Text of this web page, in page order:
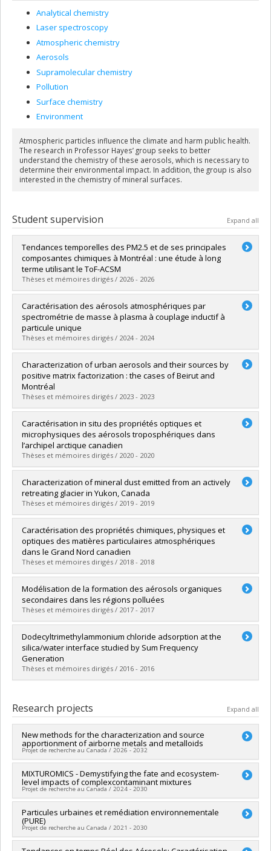
Analytical chemistry
Laser spectroscopy
Atmospheric chemistry
Aerosols
Supramolecular chemistry
Pollution
Surface chemistry
Environment
Atmospheric particles influence the climate and harm public health.
The research in Professor Hayes’ group seeks to better
understand the chemistry of these aerosols, which is necessary to
determine their environmental impact. In addition, the group is also
interested in the chemistry of mineral surfaces.
Student supervision Expand all
Tendances temporelles des PM2.5 et de ses principales
composantes chimiques à Montréal : une étude à long
terme utilisant le ToF-ACSM
Thèses et mémoires dirigés / 2026 - 2026
Graduate :Safa, Marwa
Cycle :Master's
Grade :M. Sc.
Lien vers le document dans Papyrus
Caractérisation des aérosols atmosphériques par
spectrométrie de masse à plasma à couplage inductif à
particule unique
Thèses et mémoires dirigés / 2024 - 2024
Graduate :Tardif, Yannick
Cycle :Master's
Grade :M. Sc.
Lien vers le document dans Papyrus
Characterization of urban aerosols and their sources by
positive matrix factorization : the cases of Beirut and
Montréal
Thèses et mémoires dirigés / 2023 - 2023
Graduate :Fakhri, Nansi
Cycle :Doctoral
Grade :Ph. D.
Lien vers le document dans Papyrus
Caractérisation in situ des propriétés optiques et
microphysiques des aérosols troposphériques dans
l’archipel arctique canadien
Thèses et mémoires dirigés / 2020 - 2020
Graduate :Vicente-Luis, Andy
Cycle :Master's
Grade :M. Sc.
Lien vers le document dans Papyrus
Characterization of mineral dust emitted from an actively
retreating glacier in Yukon, Canada
Thèses et mémoires dirigés / 2019 - 2019
Graduate :Bachelder, Jill
Cycle :Master's
Grade : M. Sc.
Lien vers le document dans Papyrus
Caractérisation des propriétés chimiques, physiques et
optiques des matières particulaires atmosphériques
dans le Grand Nord canadien
Thèses et mémoires dirigés / 2018 - 2018
Graduate :Tremblay, Samantha
Cycle :Master's
Grade :M. Sc.
Lien vers le document dans Papyrus
Modélisation de la formation des aérosols organiques
secondaires dans les régions polluées
Thèses et mémoires dirigés / 2017 - 2017
Graduate :Ma, Prettiny
Cycle :Master's
Grade :M. Sc.
Lien vers le document dans Papyrus
Dodecyltrimethylammonium chloride adsorption at the
silica/water interface studied by Sum Frequency
Generation
Thèses et mémoires dirigés / 2016 - 2016
Cycle :Master's
Grade :M. Sc.
Lien vers le document dans Papyrus
Research projects Expand all
New methods for the characterization and source
apportionment of airborne metals and metalloids
Projet de recherche au Canada / 2026 - 2032
Lead researcher :Patrick Hayes
Funding sources:CRSNG/Conseil de recherches en sciences
naturelles et génie du Canada (CRSNG)
PVX20965-(RGP) Programme de subvention à
la découverte individuelle ou de groupe
MIXTUROMICS - Demystifying the fate and ecosystem-
level impacts of complexcontaminant mixtures
Projet de recherche au Canada / 2024 - 2030
Lead researcher : Patrick Hayes
Co-researchers :
Kevin James Wilkinson
Funding sources:
Particules urbaines et remédiation environnementale
(PURE)
Projet de recherche au Canada / 2021 - 2030